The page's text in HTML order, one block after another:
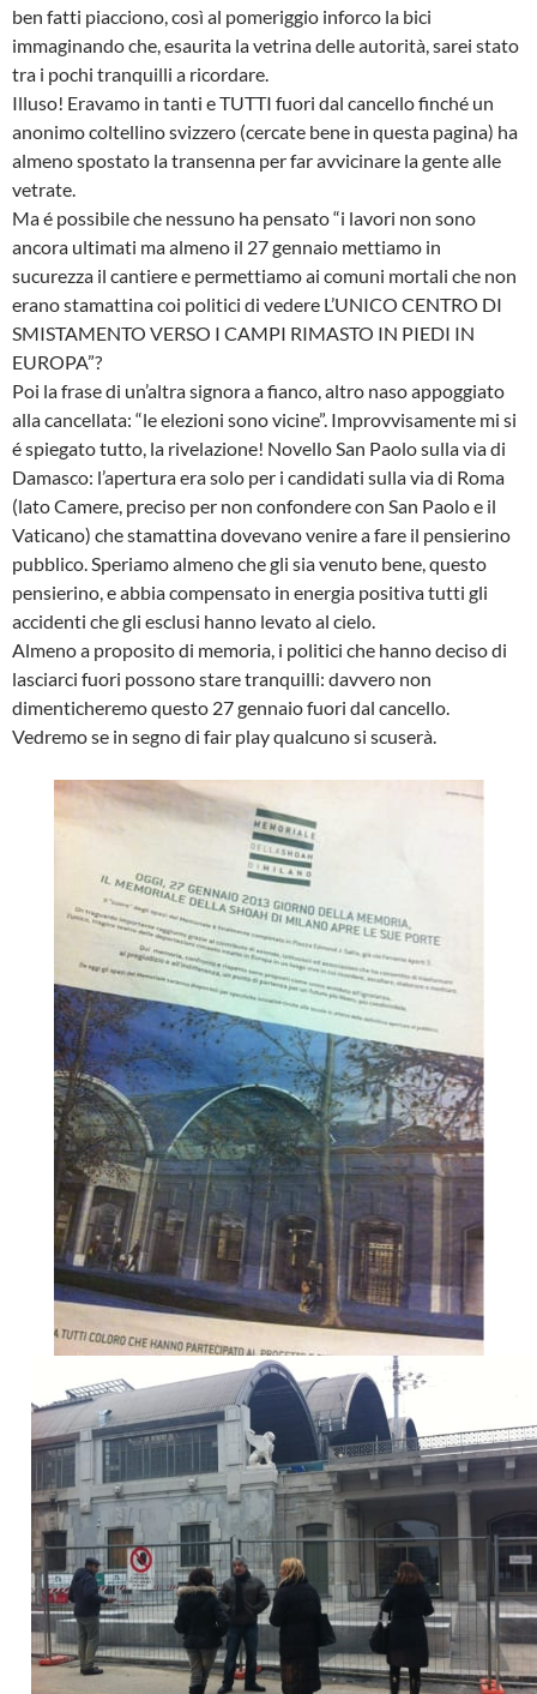
ben fatti piacciono, così al pomeriggio inforco la bici
immaginando che, esaurita la vetrina delle autorità, sarei stato
tra i pochi tranquilli a ricordare.
Illuso! Eravamo in tanti e TUTTI fuori dal cancello finché un
anonimo coltellino svizzero (cercate bene in questa pagina) ha
almeno spostato la transenna per far avvicinare la gente alle
vetrate.
Ma é possibile che nessuno ha pensato “i lavori non sono
ancora ultimati ma almeno il 27 gennaio mettiamo in
sucurezza il cantiere e permettiamo ai comuni mortali che non
erano stamattina coi politici di vedere L’UNICO CENTRO DI
SMISTAMENTO VERSO I CAMPI RIMASTO IN PIEDI IN
EUROPA”?
Poi la frase di un’altra signora a fianco, altro naso appoggiato
alla cancellata: “le elezioni sono vicine”. Improvvisamente mi si
é spiegato tutto, la rivelazione! Novello San Paolo sulla via di
Damasco: l’apertura era solo per i candidati sulla via di Roma
(lato Camere, preciso per non confondere con San Paolo e il
Vaticano) che stamattina dovevano venire a fare il pensierino
pubblico. Speriamo almeno che gli sia venuto bene, questo
pensierino, e abbia compensato in energia positiva tutti gli
accidenti che gli esclusi hanno levato al cielo.
Almeno a proposito di memoria, i politici che hanno deciso di
lasciarci fuori possono stare tranquilli: davvero non
dimenticheremo questo 27 gennaio fuori dal cancello.
Vedremo se in segno di fair play qualcuno si scuserà.